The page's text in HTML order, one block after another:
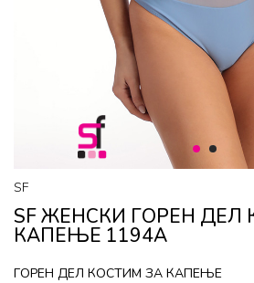
1 2
SF
SF ЖЕНСКИ ГОРEН ДЕЛ
КАПЕЊЕ 1194A
ГОРEН ДЕЛ КОСТИМ ЗА КАПЕЊЕ